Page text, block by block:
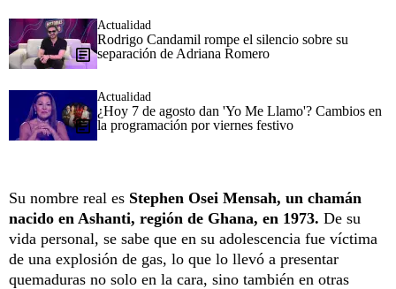
Actualidad
Rodrigo Candamil rompe el silencio sobre su
separación de Adriana Romero
Actualidad
¿Hoy 7 de agosto dan 'Yo Me Llamo'? Cambios en
la programación por viernes festivo
Su nombre real es Stephen Osei Mensah, un chamán
nacido en Ashanti, región de Ghana, en 1973. De su
vida personal, se sabe que en su adolescencia fue víctima
de una explosión de gas, lo que lo llevó a presentar
quemaduras no solo en la cara, sino también en otras